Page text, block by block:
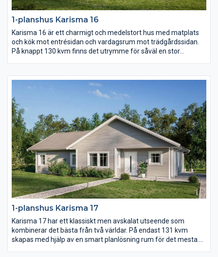
1-planshus Karisma 16
Karisma 16 är ett charmigt och medelstort hus med matplats
och kök mot entrésidan och vardagsrum mot trädgårdssidan.
På knappt 130 kvm finns det utrymme för såväl en stor
ryggåstak.
1-planshus Karisma 17
Karisma 17 har ett klassiskt men avskalat utseende som
kombinerar det bästa från två världar. På endast 131 kvm
skapas med hjälp av en smart planlösning rum för det mesta.